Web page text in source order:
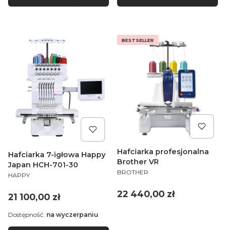
Hafciarka 7-igłowa Happy
Japan HCH-701-30
PRODUCENT
HAPPY
Cena
21 100,00 zł
Dostępność: na wyczerpaniu
BESTSELLER
Hafciarka profesjonalna
Brother VR
PRODUCENT
BROTHER
Cena
22 440,00 zł